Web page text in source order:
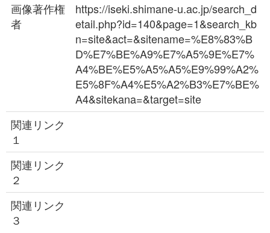
画像著作権
者
https://iseki.shimane-u.ac.jp/search_d
etail.php?id=140&page=1&search_kb
n=site&act=&sitename=%E8%83%B
D%E7%BE%A9%E7%A5%9E%E7%
A4%BE%E5%A5%A5%E9%99%A2%
E5%8F%A4%E5%A2%B3%E7%BE%
A4&sitekana=&target=site
関連リンク
１
関連リンク
２
関連リンク
３